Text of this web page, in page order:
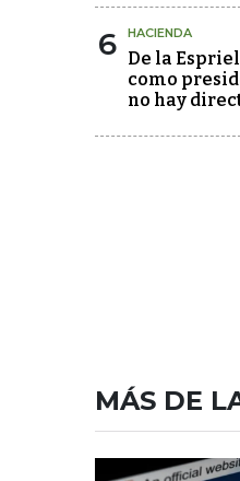
6 HACIENDA
De la
como
no hay
MÁS DE